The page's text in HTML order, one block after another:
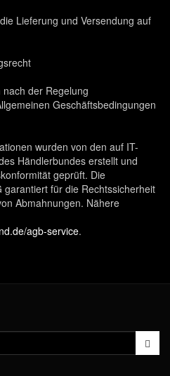
Lieferung und Versendung auf
der Regelung
Geschäftsbedingungen
wurden von den auf IT-
Händlerbundes erstellt und
geprüft. Die
für die Rechtssicherheit
Abmahnungen. Nähere
agb-service.